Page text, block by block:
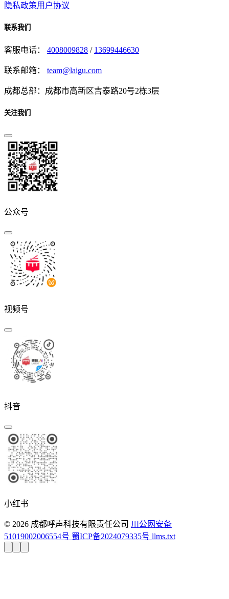
隐私政策用户协议
联系我们
客服电话： 4008009828 / 13699446630
联系邮箱： team@laigu.com
成都总部：成都市高新区吉泰路20号2栋3层
关注我们
公众号
视频号
抖音
小红书
© 2026 成都呼声科技有限责任公司 川公网安备
51019002006554号 蜀ICP备2024079335号 llms.txt